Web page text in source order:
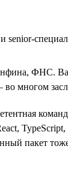
senior-
ФНС.
многом
пакет